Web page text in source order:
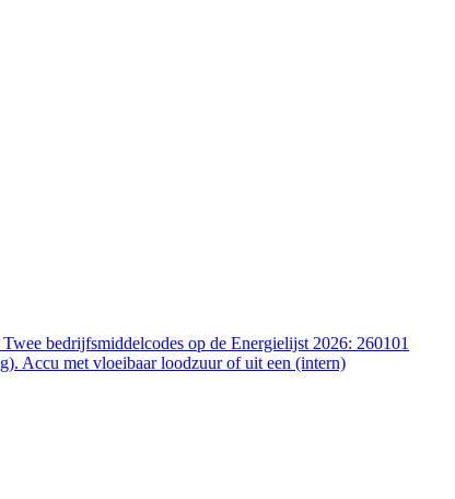
bedrijfsmiddelcodes op de Energielijst 2026: 260101
Accu met vloeibaar loodzuur of uit een (intern)